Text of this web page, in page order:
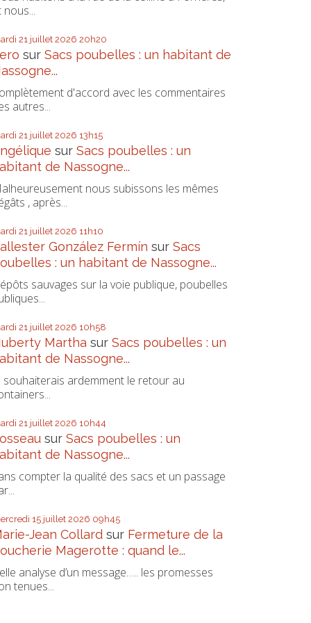
nous...
21 juillet 2026 20h20
surSacs poubelles : un habitant de
d'accord avec les commentaires
autres...
21 juillet 2026 13h15
surSacs poubelles : un
de Nassogne...
nous subissons les mêmes
, après...
21 juillet 2026 11h10
González Fermín surSacs
: un habitant de Nassogne...
sauvages sur la voie publique, poubelles
21 juillet 2026 10h58
Martha surSacs poubelles : un
de Nassogne...
souhaiterais ardemment le retour au
21 juillet 2026 10h44
surSacs poubelles : un
de Nassogne...
compter la qualité des sacs et un passage
15 juillet 2026 09h45
Jean Collard sur Fermeture de la
Magerotte : quand le...
analyse d’un message….. les promesses
tenues...